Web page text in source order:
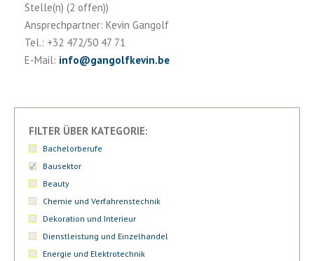
Stelle(n) (2 offen))
Ansprechpartner: Kevin Gangolf
Tel.: +32 472/50 47 71
E-Mail: info@gangolfkevin.be
FILTER ÜBER KATEGORIE:
Bachelorberufe
Bausektor
Beauty
Chemie und Verfahrenstechnik
Dekoration und Interieur
Dienstleistung und Einzelhandel
Energie und Elektrotechnik